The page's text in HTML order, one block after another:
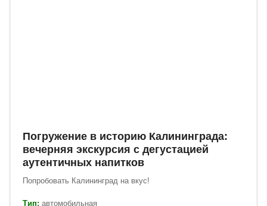
Погружение в историю Калининграда:
вечерняя экскурсия с дегустацией
аутентичных напитков
Попробовать Калининград на вкус!
Тип: автомобильная